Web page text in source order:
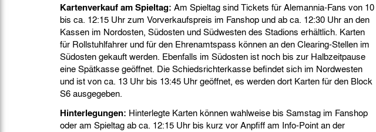
Kartenverkauf am Spieltag: Am Spieltag sind Tickets für Alemannia-Fans von 10
bis ca. 12:15 Uhr zum Vorverkaufspreis im Fanshop und ab ca. 12:30 Uhr an den
Kassen im Nordosten, Südosten und Südwesten des Stadions erhältlich. Karten
für Rollstuhlfahrer und für den Ehrenamtspass können an den Clearing-Stellen im
Südosten gekauft werden. Ebenfalls im Südosten ist noch bis zur Halbzeitpause
eine Spätkasse geöffnet. Die Schiedsrichterkasse befindet sich im Nordwesten
und ist von ca. 13 Uhr bis 13:45 Uhr geöffnet, es werden dort Karten für den Block
S6 ausgegeben.
Hinterlegungen: Hinterlegte Karten können wahlweise bis Samstag im Fanshop
oder am Spieltag ab ca. 12:15 Uhr bis kurz vor Anpfiff am Info-Point an der